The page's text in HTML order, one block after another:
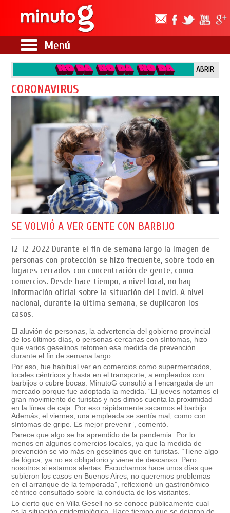
Menú
ABRIR
CORONAVIRUS
SE VOLVIÓ A VER GENTE CON BARBIJO
12-12-2022 Durante el fin de semana largo la imagen de
personas con protección se hizo frecuente, sobre todo en
lugares cerrados con concentración de gente, como
comercios. Desde hace tiempo, a nivel local, no hay
información oficial sobre la situación del Covid. A nivel
nacional, durante la última semana, se duplicaron los
casos.
El aluvión de personas, la advertencia del gobierno provincial
de los últimos días, o personas cercanas con síntomas, hizo
que varios geselinos retomen esa medida de prevención
durante el fin de semana largo.
Por eso, fue habitual ver en comercios como supermercados,
locales céntricos y hasta en el transporte, a empleados con
barbijos o cubre bocas. MinutoG consultó a l encargada de un
mercado porque fue adoptada la medida. “El jueves notamos el
gran movimiento de turistas y nos dimos cuenta la proximidad
en la línea de caja. Por eso rápidamente sacamos el barbijo.
Además, el viernes, una empleada se sentía mal, como con
síntomas de gripe. Es mejor prevenir”, comentó.
Parece que algo se ha aprendido de la pandemia. Por lo
menos en algunos comercios locales, ya que la medida de
prevención se vio más en geselinos que en turistas. “Tiene algo
de lógica; ya no es obligatorio y viene de descanso. Pero
nosotros si estamos alertas. Escuchamos hace unos días que
subieron los casos en Buenos Aires, no queremos problemas
en el arranque de la temporada”, reflexionó un gastronómico
céntrico consultado sobre la conducta de los visitantes.
Lo cierto que en Villa Gesell no se conoce públicamente cual
es la situación epidemiológica. Hace tiempo que se dejaron de